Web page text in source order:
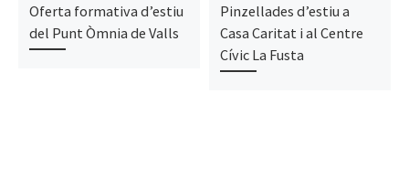
Oferta formativa d’estiu
del Punt Òmnia de Valls
Pinzellades d’estiu a
Casa Caritat i al Centre
Cívic La Fusta